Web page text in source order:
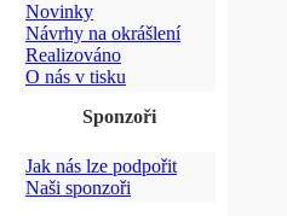
Novinky
Návrhy na okrášlení
Realizováno
O nás v tisku
Sponzoři
Jak nás lze podpořit
Naši sponzoři